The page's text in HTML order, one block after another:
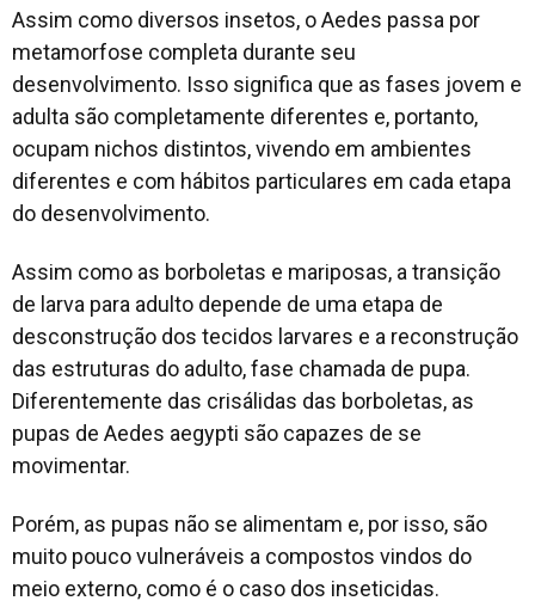
Assim como diversos insetos, oAedes passa por
metamorfose completa durante seu
desenvolvimento. Isso significa que as fases jovem e
adulta são completamente diferentes e, portanto,
ocupam nichos distintos, vivendo em ambientes
diferentes e com hábitos particulares em cada etapa
do desenvolvimento.
Assim como as borboletas e mariposas, a transição
de larva para adulto depende de uma etapa de
desconstrução dos tecidos larvares e a reconstrução
das estruturas do adulto, fase chamada de pupa.
Diferentemente das crisálidas das borboletas, as
pupas de Aedes aegypti são capazes de se
movimentar.
Porém, as pupas não se alimentam e, por isso, são
muito pouco vulneráveis a compostos vindos do
meio externo, como é o caso dos inseticidas.